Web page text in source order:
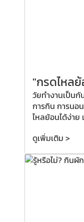
"กรดไหล
วัยทำงานเป็นกั
การกิน การนอ
ไหลย้อนได้ง่าย
ดูเพิ่มเติม >